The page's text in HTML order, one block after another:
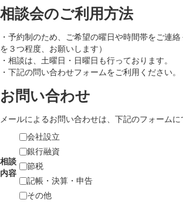
相談会のご利用方法
・予約制のため、ご希望の曜日や時間帯をご連
を３つ程度、お願いします）
・相談は、土曜日・日曜日も行っております。
・下記の問い合わせフォームをご利用ください。
お問い合わせ
メールによるお問い合わせは、下記のフォームに
相談
内容
会社設立
銀行融資
節税
記帳・決算・申告
その他